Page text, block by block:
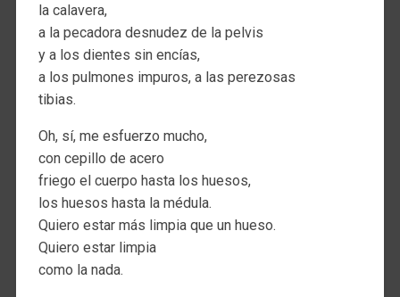
la calavera,
a la pecadora desnudez de la pelvis
y a los dientes sin encías,
a los pulmones impuros, a las perezosas
tibias.
Oh, sí, me esfuerzo mucho,
con cepillo de acero
friego el cuerpo hasta los huesos,
los huesos hasta la médula.
Quiero estar más limpia que un hueso.
Quiero estar limpia
como la nada.